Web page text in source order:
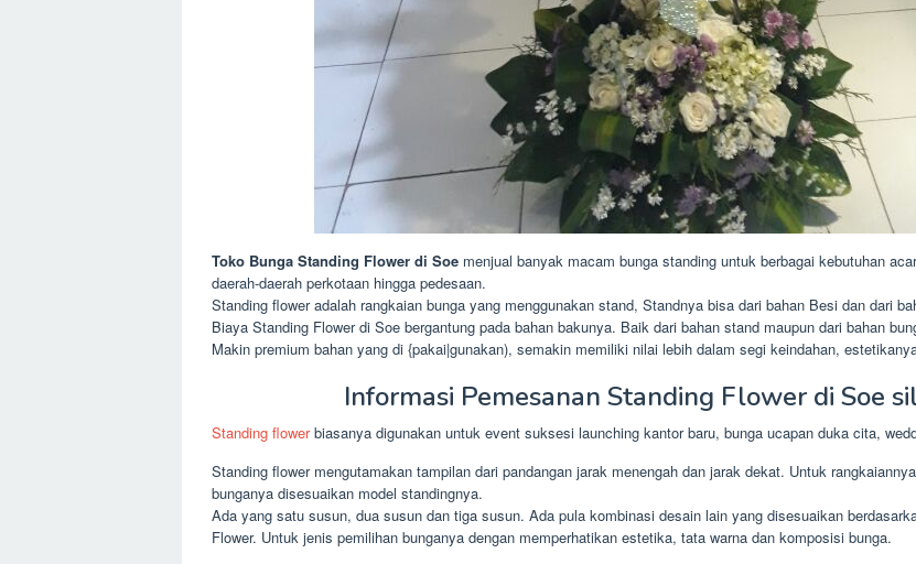
Toko Bunga Standing Flower di Soe menjual banyak macam bunga standing untuk berbagai kebutuhan
daerah-daerah perkotaan hingga pedesaan.
Standing flower adalah rangkaian bunga yang menggunakan stand, Standnya bisa dari bahan Besi dan dari
Biaya Standing Flower di Soe bergantung pada bahan bakunya. Baik dari bahan stand maupun dari bahan
Makin premium bahan yang di {pakai|gunakan), semakin memiliki nilai lebih dalam segi keindahan,
Informasi Pemesanan Standing Flower di Soe
Standing flowerbiasanya digunakan untuk event suksesi launching kantor baru, bunga ucapan duka cita,
Standing flower mengutamakan tampilan dari pandangan jarak menengah dan jarak dekat. Untuk
bunganya disesuaikan model standingnya.
Ada yang satu susun, dua susun dan tiga susun. Ada pula kombinasi desain lain yang disesuaikan
Flower. Untuk jenis pemilihan bunganya dengan memperhatikan estetika, tata warna dan komposisi bunga.